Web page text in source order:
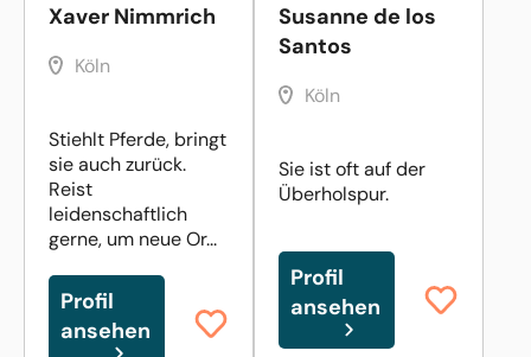
Xaver Nimmrich
Köln
Stiehlt Pferde, bringt
sie auch zurück.
Reist
leidenschaftlich
gerne, um neue Or...
Profil
ansehen
Susanne de los
Santos
Köln
Sie ist oft auf der
Überholspur.
Profil
ansehen